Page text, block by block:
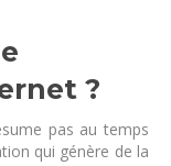
?
pas au temps
qui génère de la